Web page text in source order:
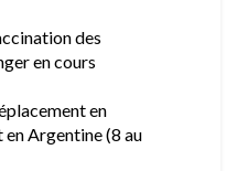
des
en cours
en
en Argentine (8 au